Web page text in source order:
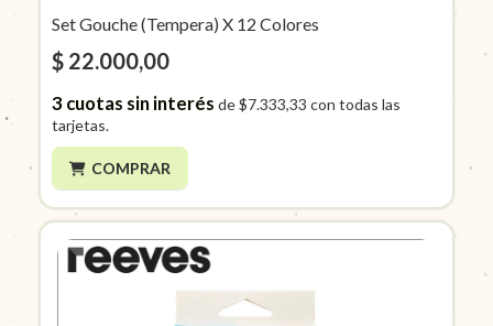
Set Gouche (Tempera) X 12 Colores
$ 22.000,00
3cuotas sin interés de$7.333,33 con todas las
tarjetas.
COMPRAR